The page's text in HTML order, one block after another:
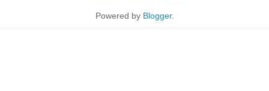
Powered by Blogger.